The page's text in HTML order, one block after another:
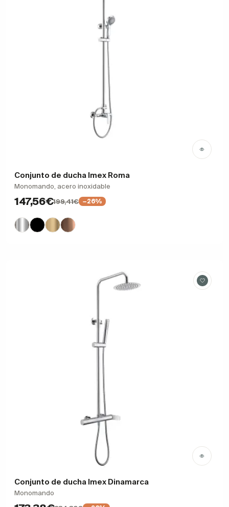
Conjunto de ducha Imex Roma
Monomando, acero inoxidable
147,56€199,41€ −26%
Conjunto de ducha Imex Dinamarca
Monomando